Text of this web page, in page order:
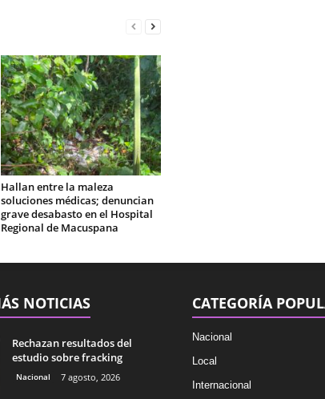
Hallan entre la maleza
soluciones médicas; denuncian
grave desabasto en el Hospital
Regional de Macuspana
NOTICIAS
Rechazan resultados del
estudio sobre fracking
Nacional 7 agosto, 2026
CATEGORÍA
Nacional
Local
Internacional